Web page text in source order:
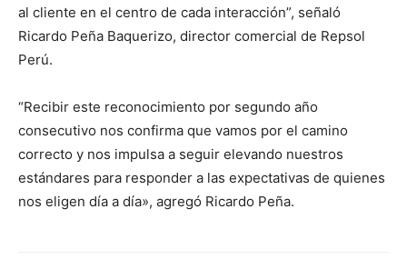
al cliente en el centro de cada interacción”, señaló
Ricardo Peña Baquerizo, director comercial de Repsol
Perú.
“Recibir este reconocimiento por segundo año
consecutivo nos confirma que vamos por el camino
correcto y nos impulsa a seguir elevando nuestros
estándares para responder a las expectativas de quienes
nos eligen día a día», agregó Ricardo Peña.